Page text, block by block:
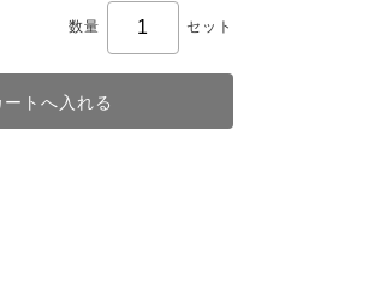
数量 セット